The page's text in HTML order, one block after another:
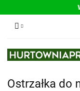
Ostrzałka do